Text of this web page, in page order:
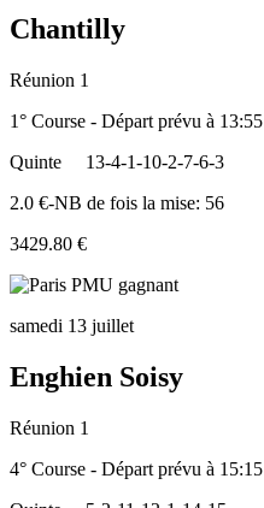
Chantilly
Réunion 1
1° Course - Départ prévu à 13:55
Quinte
13-4-1-10-2-7-6-3
2.0 €-NB de fois la mise: 56
3429.80 €
samedi 13 juillet
Enghien Soisy
Réunion 1
4° Course - Départ prévu à 15:15